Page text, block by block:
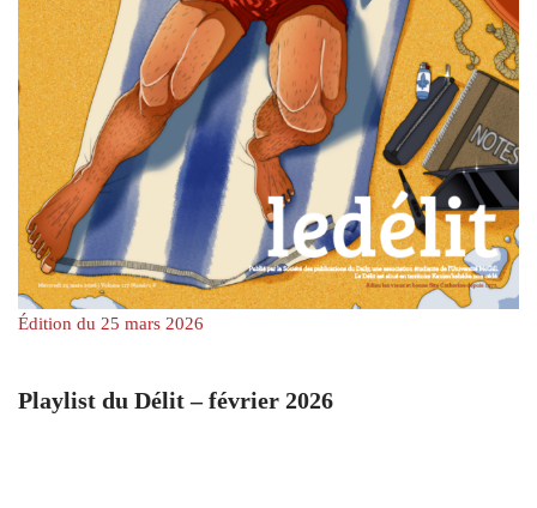
Édition du 25 mars 2026
Playlist du Délit – février 2026